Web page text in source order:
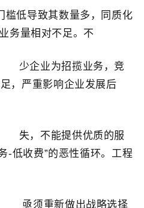
槛低导致其数量多，同质化
务量相对不足。 不
揽业务，竞
，严重影响企业发展后
供优质的服
-低收费”的恶性循环。工程
出战略选择